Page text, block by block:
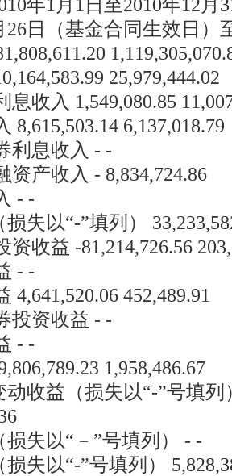
年1月1日至2010年12月
26日（基金合同生效日）
25,979,444.02
收入 1,549,080.85
8,615,503.14 6,137,018.79
利息收入 - -
资产收入 - 8,834,724.86
- -
失以“-”填列）
收益 -81,214,726.56
- -
4,641,520.06 452,489.91
投资收益 - -
- -
1,958,486.67
收益（损失以“-”号填列
损失以“－”号填列） - -
失以“-”号填列）